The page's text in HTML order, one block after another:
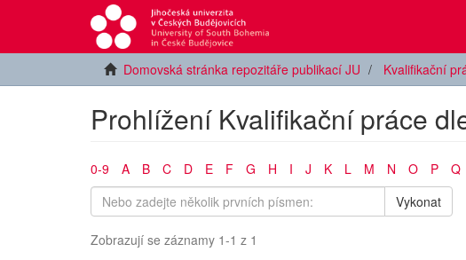
Domovská stránka repozitáře publikací JU Kvalifikační
Prohlížení Kvalifikační práce
0-9 A B C D E F G H I J K L M N O P Q
Vykonat
Zobrazují se záznamy 1-1 z 1